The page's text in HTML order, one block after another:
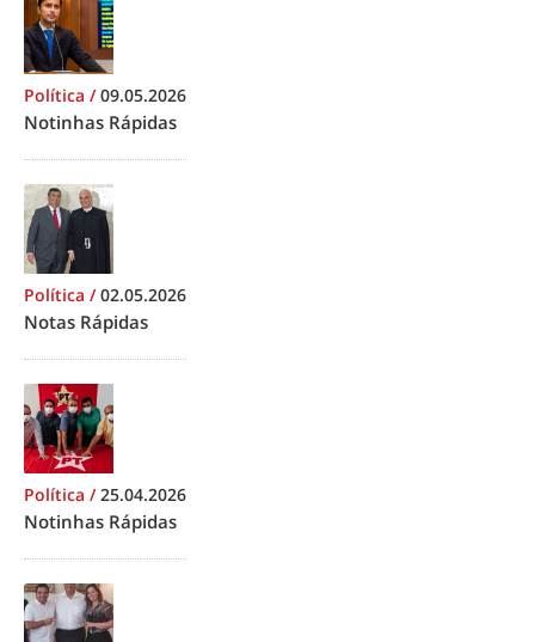
Política /09.05.2026
Notinhas Rápidas
Política /02.05.2026
Notas Rápidas
Política /25.04.2026
Notinhas Rápidas